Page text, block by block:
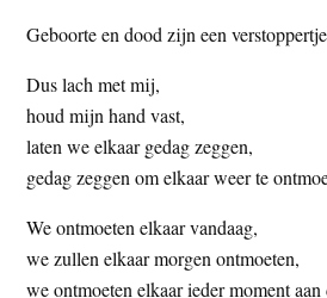
Geboorte en dood zijn een
Dus lach met mij,
houd mijn hand vast,
laten we elkaar gedag zeggen,
gedag zeggen om elkaar weer te
We ontmoeten elkaar vandaag,
we zullen elkaar morgen ontmoeten,
we ontmoeten elkaar ieder moment aan